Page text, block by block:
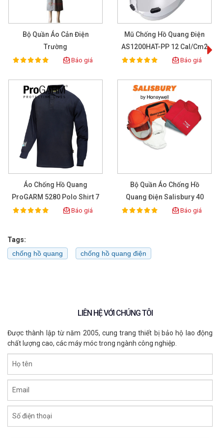
Bộ Quần Áo Cản Điện
Trường
Rating:
100% Báo giá
Mũ Chống Hồ Quang Điện
AS1200HAT-PP 12 Cal/cm2
Rating:
100% Báo giá
Áo Chống Hồ Quang
ProGARM 5280 Polo Shirt 7
Cal/cm2
Rating:
100% Báo giá
Bộ Quần Áo Chống Hồ
Quang Điện Salisbury 40
CAL Size L
Rating:
100% Báo giá
Tags:
chống hồ quang
chống hồ quang điện
LIÊN HỆ VỚI CHÚNG TÔI
Được thành lập từ năm 2005, cung trang thiết bị bảo hộ lao động
chất lượng cao, các máy móc trong ngành công nghiệp.
Họ tên
Email
Số điện thoại